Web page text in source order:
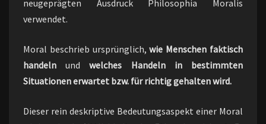
neugeprägten Ausdruck Philosophia Moralis
verwendet.
Moral beschrieb ursprünglich,wie Menschen faktisch
handeln undwelches Handeln in bestimmten
Situationen erwartet bzw. für richtig gehalten wird.
Dieser rein deskriptive Bedeutungsaspekt einer Moral